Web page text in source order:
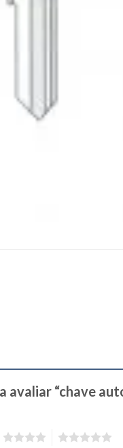
avaliar “chave